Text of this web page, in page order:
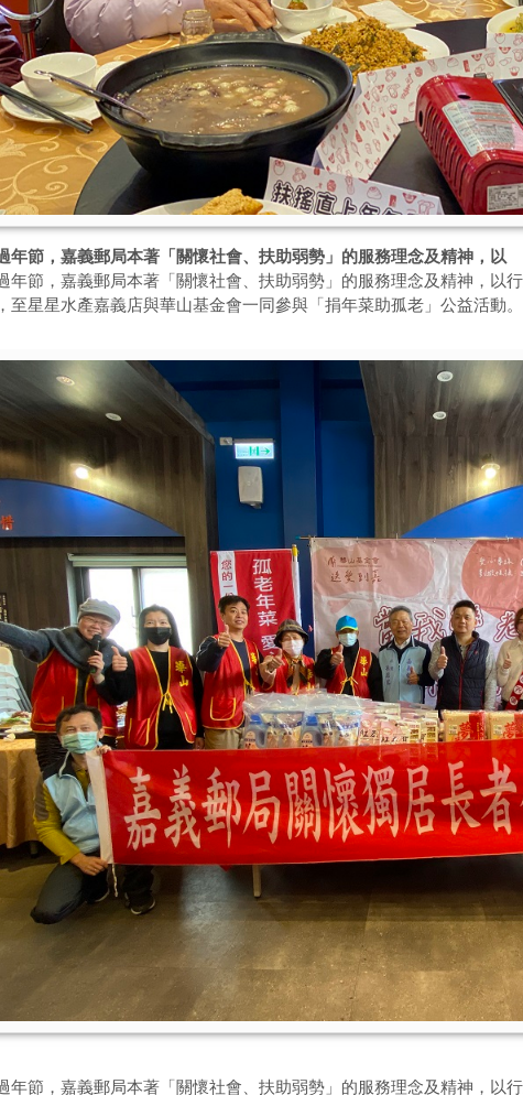
節，嘉義郵局本著「關懷社會、扶助弱勢」的服務理念及精神，以
節，嘉義郵局本著「關懷社會、扶助弱勢」的服務理念及精神，
星星水產嘉義店與華山基金會一同參與「捐年菜助孤老」公益活動。
節，嘉義郵局本著「關懷社會、扶助弱勢」的服務理念及精神，